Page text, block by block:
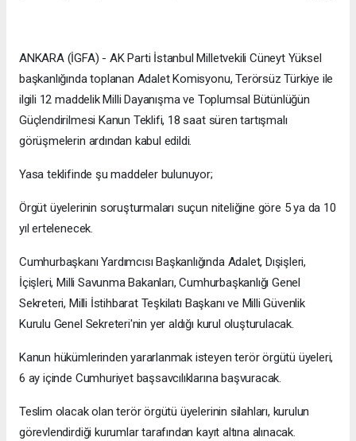
ANKARA (İGFA) - AK Parti İstanbul Milletvekili Cüneyt Yüksel
başkanlığında toplanan Adalet Komisyonu, Terörsüz Türkiye ile
ilgili 12 maddelik Milli Dayanışma ve Toplumsal Bütünlüğün
Güçlendirilmesi Kanun Teklifi, 18 saat süren tartışmalı
görüşmelerin ardından kabul edildi.
Yasa teklifinde şu maddeler bulunuyor;
Örgüt üyelerinin soruşturmaları suçun niteliğine göre 5 ya da 10
yıl ertelenecek.
Cumhurbaşkanı Yardımcısı Başkanlığında Adalet, Dışişleri,
İçişleri, Milli Savunma Bakanları, Cumhurbaşkanlığı Genel
Sekreteri, Milli İstihbarat Teşkilatı Başkanı ve Milli Güvenlik
Kurulu Genel Sekreteri'nin yer aldığı kurul oluşturulacak.
Kanun hükümlerinden yararlanmak isteyen terör örgütü üyeleri,
6 ay içinde Cumhuriyet başsavcılıklarına başvuracak.
Teslim olacak olan terör örgütü üyelerinin silahları, kurulun
görevlendirdiği kurumlar tarafından kayıt altına alınacak.